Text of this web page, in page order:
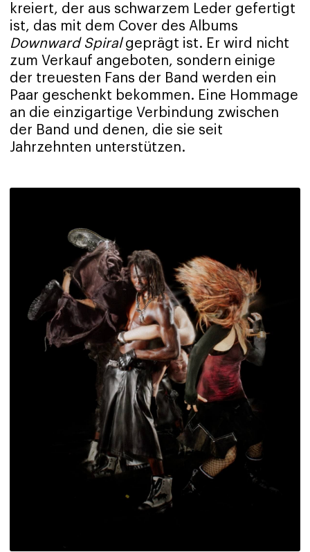
kreiert, der aus schwarzem Leder gefertigt
ist, das mit dem Cover des Albums
Downward Spiralgeprägt ist. Er wird nicht
zum Verkauf angeboten, sondern einige
der treuesten Fans der Band werden ein
Paar geschenkt bekommen. Eine Hommage
an die einzigartige Verbindung zwischen
der Band und denen, die sie seit
Jahrzehnten unterstützen.